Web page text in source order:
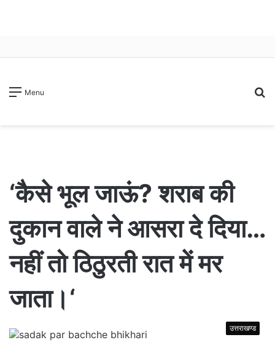
Menu
‘कैसे भूल जाऊं? शराब की
दुकान वाले ने आसरा दे दिया…
नहीं तो ठिठुरती रात में मर
जाता।‘
उत्तराखण्ड